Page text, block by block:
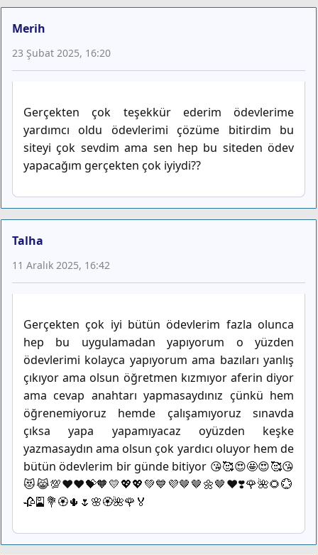
Merih
23 Şubat 2025, 16:20
Gerçekten çok teşekkür ederim ödevlerime
yardımcı oldu ödevlerimi çözüme bitirdim bu
siteyi çok sevdim ama sen hep bu siteden ödev
yapacağım gerçekten çok iyiydi??
Talha
11 Aralık 2025, 16:42
Gerçekten çok iyi bütün ödevlerim fazla olunca
hep bu uygulamadan yapıyorum o yüzden
ödevlerimi kolayca yapıyorum ama bazıları yanlış
çıkıyor ama olsun öğretmen kızmıyor aferin diyor
ama cevap anahtarı yapmasaydınız çünkü hem
öğrenemiyoruz hemde çalışamıyoruz sınavda
çıksa yapa yapamıyacaz oyüzden keşke
yazmasaydın ama olsun çok yardıcı oluyor hem de
bütün ödevlerim bir günde bitiyor 😘🥰😍🤩😍🥰😘
😻😹💯❤️❤️💝🧡💛💖💖💚💙💜🤎🤎🌼🤎♥️❣️🌹🌺🌻💮
🥀🎴💐🏵️🌵🌷🌸🏵️🌺🌹🏅